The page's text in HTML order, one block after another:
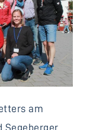
am
Segeberger